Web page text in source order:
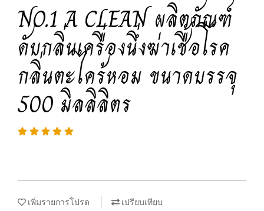
NO.1 A CLEAN ผลิตภัณฑ์
ดับกลิ่นเครื่องนึ่งฆ่าเชื้อโรค
กลิ่นตะไคร้หอม ขนาดบรรจุ
500 มิลลิลิตร
เพิ่มรายการโปรด เปรียบเทียบ